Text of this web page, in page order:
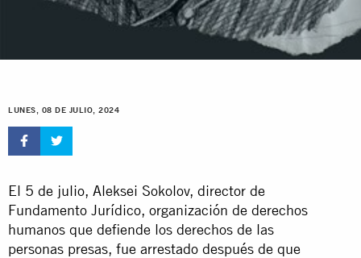
FACEBOOK DEBE SER
LIBERADO DE INMEDIATO
LUNES, 08 DE JULIO, 2024
El 5 de julio, Aleksei Sokolov, director de
Fundamento Jurídico, organización de derechos
humanos que defiende los derechos de las
personas presas, fue arrestado después de que